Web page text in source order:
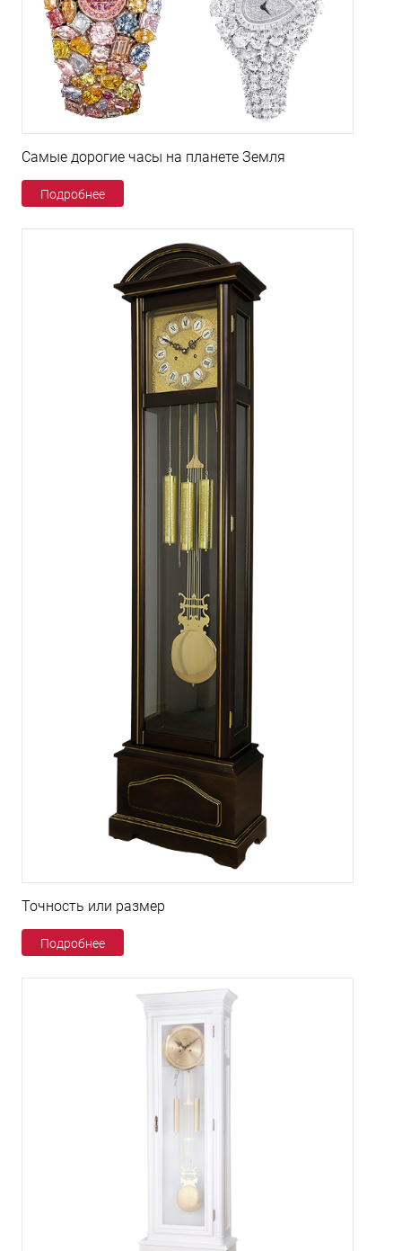
Самые дорогие часы на планете Земля
Подробнее
Точность или размер
Подробнее